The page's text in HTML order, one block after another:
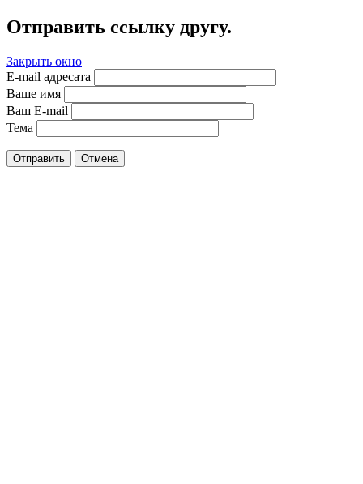
Отправить ссылку другу.
Закрыть окно
E-mail адресата
Ваше имя
Ваш E-mail
Тема
Отправить Отмена